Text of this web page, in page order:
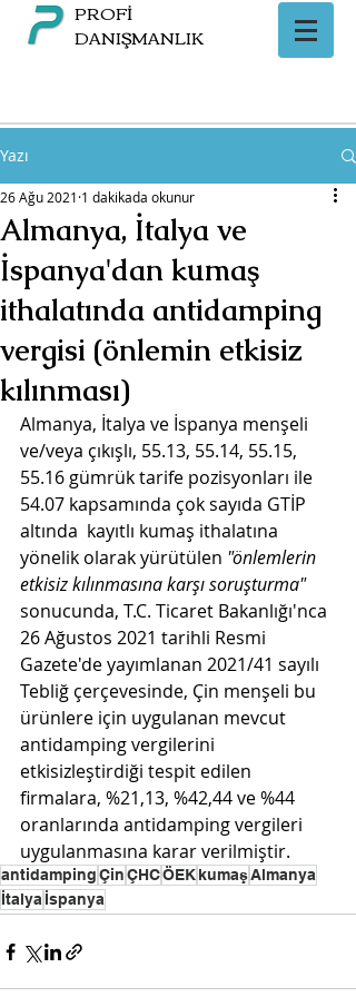
PROFİ
DANIŞMANLIK
Yazı
Almanya, İtalya ve
İspanya'dan kumaş
ithalatında antidamping
vergisi (önlemin etkisiz
kılınması)
26 Ağu 2021 1 dakikada okunur
Almanya, İtalya ve İspanya menşeli
ve/veya çıkışlı, 55.13, 55.14, 55.15,
55.16 gümrük tarife pozisyonları ile
54.07 kapsamında çok sayıda GTİP
altında  kayıtlı kumaş ithalatına
yönelik olarak yürütülen "önlemlerin
etkisiz kılınmasına karşı soruşturma"
sonucunda, T.C. Ticaret Bakanlığı'nca
26 Ağustos 2021 tarihli Resmi
Gazete'de yayımlanan 2021/41 sayılı
Tebliğ çerçevesinde, Çin menşeli bu
ürünlere için uygulanan mevcut
antidamping vergilerini
etkisizleştirdiği tespit edilen
firmalara, %21,13, %42,44 ve %44
oranlarında antidamping vergileri
uygulanmasına karar verilmiştir.
antidampingÇinÇHCÖEKkumaşAlmanya
İtalya İspanya